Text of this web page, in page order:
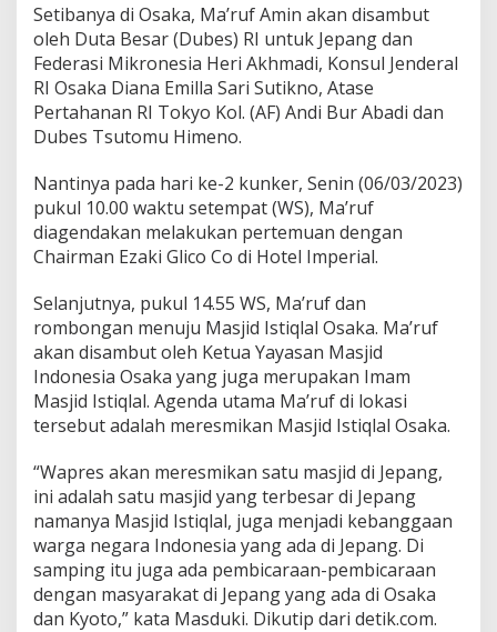
Setibanya di Osaka, Ma’ruf Amin akan disambut
oleh Duta Besar (Dubes) RI untuk Jepang dan
Federasi Mikronesia Heri Akhmadi, Konsul Jenderal
RI Osaka Diana Emilla Sari Sutikno, Atase
Pertahanan RI Tokyo Kol. (AF) Andi Bur Abadi dan
Dubes Tsutomu Himeno.
Nantinya pada hari ke-2 kunker, Senin (06/03/2023)
pukul 10.00 waktu setempat (WS), Ma’ruf
diagendakan melakukan pertemuan dengan
Chairman Ezaki Glico Co di Hotel Imperial.
Selanjutnya, pukul 14.55 WS, Ma’ruf dan
rombongan menuju Masjid Istiqlal Osaka. Ma’ruf
akan disambut oleh Ketua Yayasan Masjid
Indonesia Osaka yang juga merupakan Imam
Masjid Istiqlal. Agenda utama Ma’ruf di lokasi
tersebut adalah meresmikan Masjid Istiqlal Osaka.
“Wapres akan meresmikan satu masjid di Jepang,
ini adalah satu masjid yang terbesar di Jepang
namanya Masjid Istiqlal, juga menjadi kebanggaan
warga negara Indonesia yang ada di Jepang. Di
samping itu juga ada pembicaraan-pembicaraan
dengan masyarakat di Jepang yang ada di Osaka
dan Kyoto,” kata Masduki. Dikutip dari detik.com.